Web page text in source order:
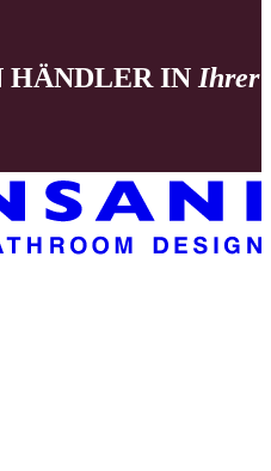
HÄNDLER IN Ihrer